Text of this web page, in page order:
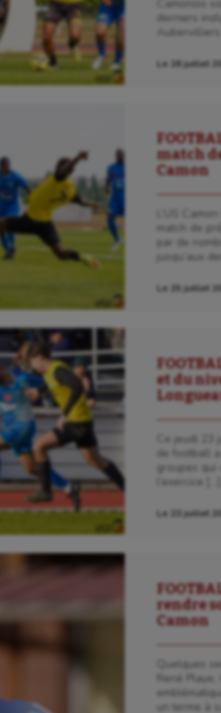
Camonois
derniers
Aubervilliers
Le 26 juillet
match
Camon
L’US
match de
par de
jusqu’aux
Le 25 juillet
et du
Ce jeudi
de football
groupes
l’exercice […]
Le 23 juillet
rendre
Camon
Quelques
René
un terme à